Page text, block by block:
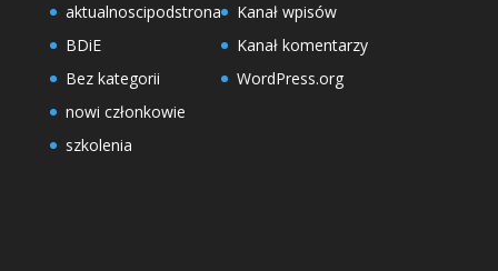
aktualnoscipodstrona
BDiE
Bez kategorii
nowi członkowie
szkolenia
Kanał wpisów
Kanał komentarzy
WordPress.org